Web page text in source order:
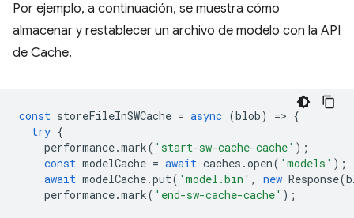
Por ejemplo, a continuación, se muestra cómo
almacenar y restablecer un archivo de modelo con la API
de Cache.
const storeFileInSWCache = async (blob) => {
try {
performance.mark( 'start-sw-cache-cache' );
const modelCache = await caches .open( 'models' );
await modelCache.put( 'model.bin' , new Response(
performance.mark( 'end-sw-cache-cache' );